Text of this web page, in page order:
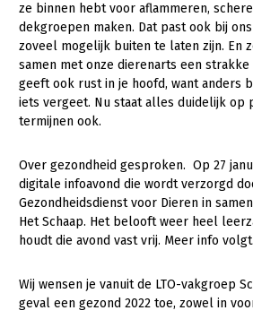
Natuur, klimaat en energie
Bodem en water
Platteland en omgeving
Mens, ondernemerschap en
Sectoren
Dier
Biologische Landbouw
Geitenhouderij
Kalverhouderij
Plant
Akkerbouw
Biologische Landbouw
Multifunctionele landbouw
Multifunctioneel
ze binnen hebt voor aflammeren,
dekgroepen maken. Dat past ook bij
zoveel mogelijk buiten te laten zijn. En
samen met onze dierenarts een strakke
geeft ook rust in je hoofd, want anders
iets vergeet. Nu staat alles duidelijk op
termijnen ook.
Over gezondheid gesproken. Op 27
digitale infoavond die wordt verzorgd
Gezondheidsdienst voor Dieren in
Het Schaap. Het belooft weer heel
houdt die avond vast vrij. Meer info volgt.
Wij wensen je vanuit de LTO-vakgroep
geval een gezond 2022 toe, zowel in